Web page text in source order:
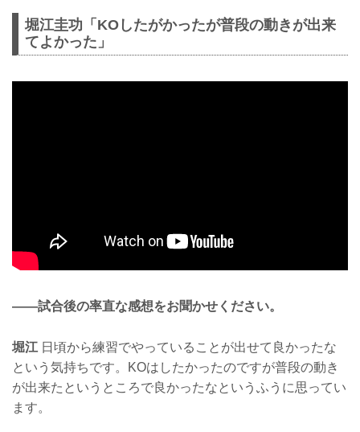
堀江圭功「KOしたがかったが普段の動きが出来
てよかった」
——試合後の率直な感想をお聞かせください。
堀江 日頃から練習でやっていることが出せて良かったな
という気持ちです。KOはしたかったのですが普段の動き
が出来たというところで良かったなというふうに思ってい
ます。